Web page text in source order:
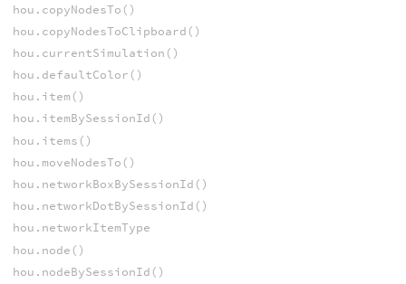
hou.copyNodesTo()
hou.copyNodesToClipboard()
hou.currentSimulation()
hou.defaultColor()
hou.item()
hou.itemBySessionId()
hou.items()
hou.moveNodesTo()
hou.networkBoxBySessionId()
hou.networkDotBySessionId()
hou.networkItemType
hou.node()
hou.nodeBySessionId()